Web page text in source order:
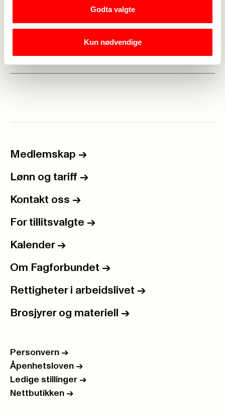
Godta valgte
Kun nødvendige
Geir Tellev Homme
Hovedtillitsvalgt fagforening
geir.tellef.homme@amli.kommune.no
+47 916 70 017
Medlemskap ->
Lønn og tariff ->
Kontakt oss ->
For tillitsvalgte ->
Kalender ->
Om Fagforbundet ->
Rettigheter i arbeidslivet ->
Brosjyrer og materiell ->
Personvern ->
Åpenhetsloven ->
Ledige stillinger ->
Nettbutikken ->